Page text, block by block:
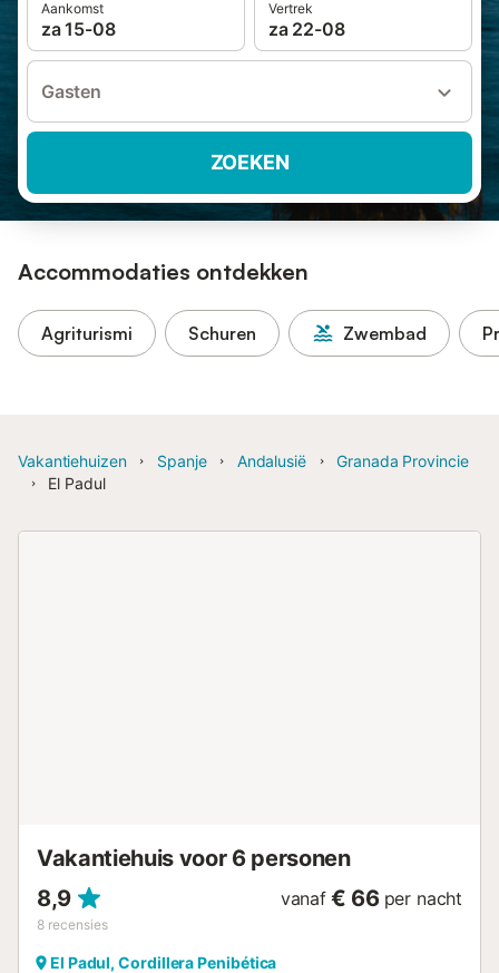
Aankomst
za 15-08
Vertrek
za 22-08
Gasten
ZOEKEN
Accommodaties ontdekken
Agriturismi Schuren Zwembad
Vakantiehuizen Spanje Andalusië
Granada Provincie
El Padul
Vakantiehuis voor 6 personen
8,9
8 recensies
vanaf € 66 per nacht
El Padul, Cordillera Penibética